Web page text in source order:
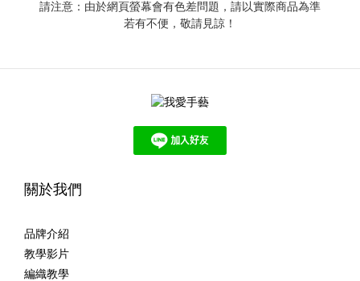
請注意：由於網頁螢幕會有色差問題，請以實際商品為準
若有不便，敬請見諒！
關於我們
品牌介紹
教學影片
編織教學